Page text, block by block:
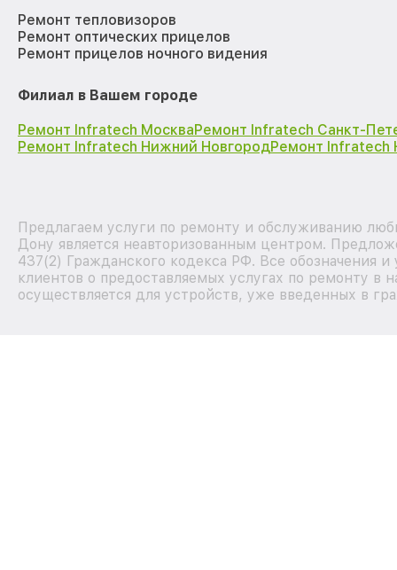
Ремонт тепловизоров
Ремонт оптических прицелов
Ремонт прицелов ночного видения
Филиал в Вашем городе
Ремонт Infratech МоскваРемонт Infratech Санкт-
Ремонт Infratech Нижний НовгородРемонт Infratech
Предлагаем услуги по ремонту и обслуживанию
Дону является неавторизованным центром.
437(2) Гражданского кодекса РФ. Все обозначения
клиентов о предоставляемых услугах по ремонту в
осуществляется для устройств, уже введенных в